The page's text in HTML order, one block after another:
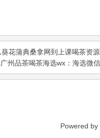
花蒲典桑拿网到上课喝茶资
州品茶喝茶海选wx‌：海选微
Powered by